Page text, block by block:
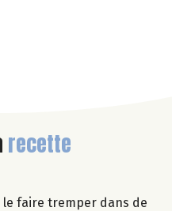
recette
le faire tremper dans de